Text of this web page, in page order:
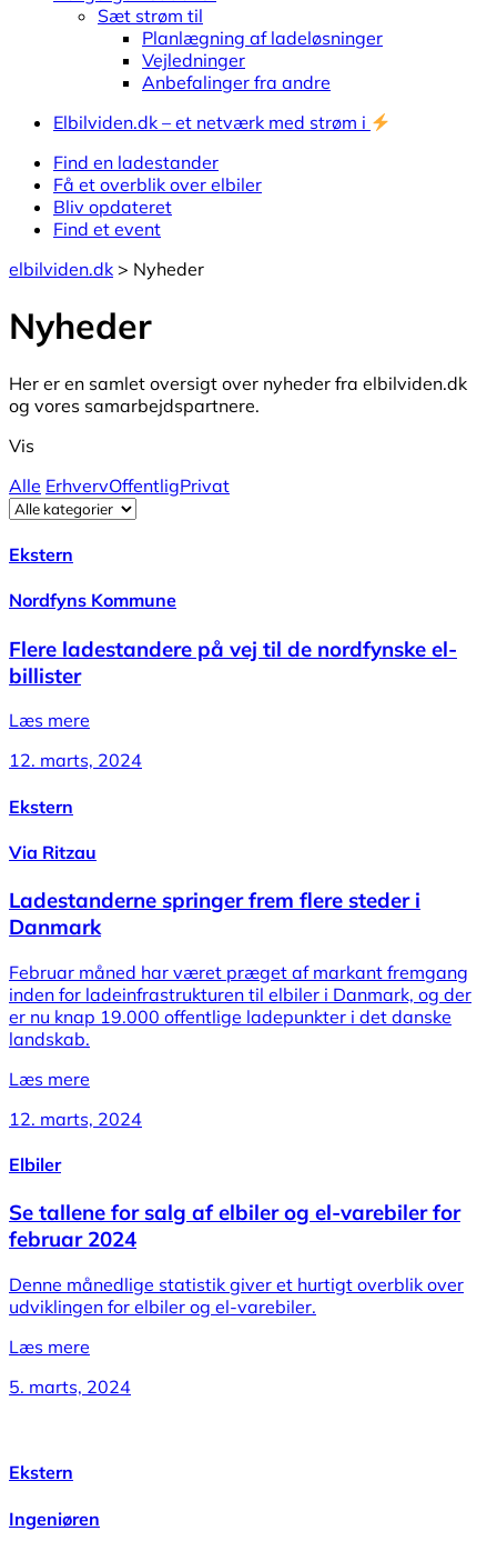
Sæt strøm til
Planlægning af ladeløsninger
Vejledninger
Anbefalinger fra andre
Elbilviden.dk – et netværk med strøm i
Find en ladestander
Få et overblik over elbiler
Bliv opdateret
Find et event
elbilviden.dk > Nyheder
Nyheder
Nyheder
Her er en samlet oversigt over nyheder fra elbilviden.dk
og vores samarbejdspartnere.
Vis
Alle ErhvervOffentligPrivat
Ekstern
Nordfyns Kommune
Flere ladestandere på vej til de nordfynske el-
billister
Læs mere
12. marts, 2024
Ekstern
Via Ritzau
Ladestanderne springer frem flere steder i
Danmark
Februar måned har været præget af markant fremgang
inden for ladeinfrastrukturen til elbiler i Danmark, og der
er nu knap 19.000 offentlige ladepunkter i det danske
landskab.
Læs mere
12. marts, 2024
Elbiler
Se tallene for salg af elbiler og el-varebiler for
februar 2024
Denne månedlige statistik giver et hurtigt overblik over
udviklingen for elbiler og el-varebiler.
Læs mere
5. marts, 2024
Ekstern
Ingeniøren